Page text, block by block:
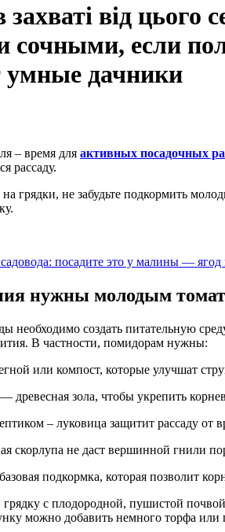
захваті від
сочными, если
умные дачники
– время для активных посадочных
рассаду.
грядки, не забудьте подкормить
посадите это у малины — ягод
нужны молодым
необходимо создать питательную
В частности, помидорам нужны:
или компост, которые улучшат
древесная зола, чтобы укрепить
– луковица защитит рассаду от
скорлупа не даст вершинной гнили
подкормка, которая позволит
грядку с плодородной, пушистой
можно добавить немного торфа или